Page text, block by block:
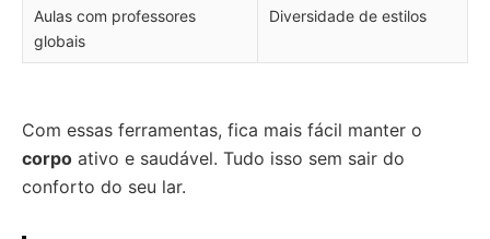
Aulas com professores
globais
Diversidade de estilos
Com essas ferramentas, fica mais fácil manter o
corpo ativo e saudável. Tudo isso sem sair do
conforto do seu lar.